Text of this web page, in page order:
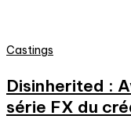
Castings
Disinherited :
série FX du